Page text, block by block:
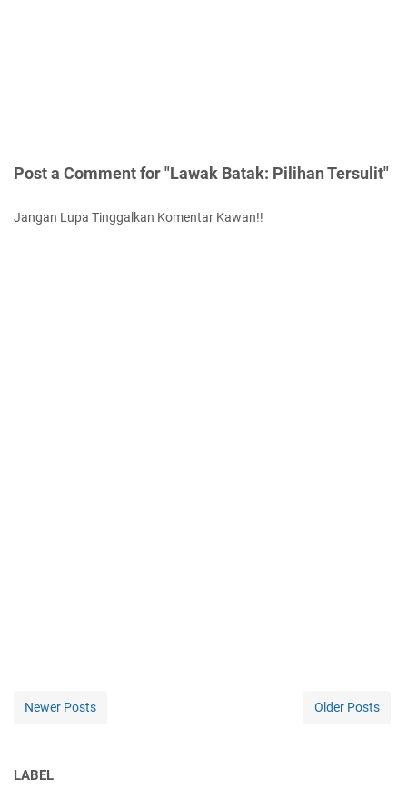
Post a Comment for "Lawak Batak: Pilihan Tersulit"
Jangan Lupa Tinggalkan Komentar Kawan!!
Newer Posts Older Posts
LABEL